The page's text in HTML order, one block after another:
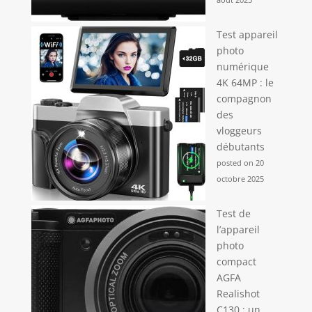
de documents et
d'étiquettes.
Test appareil
photo
numérique
4K 64MP : le
compagnon
des
vloggeurs
débutants
posted on 20
octobre 2025
Test de
l’appareil
photo
compact
AGFA
Realishot